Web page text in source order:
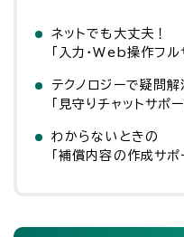
ネットでも大丈夫！
「入力・Web操作フル
テクノロジーで疑問解
「見守りチャットサポー
わからないときの
「補償内容の作成サポ